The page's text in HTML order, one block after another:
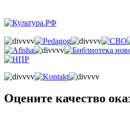
Оцените качество